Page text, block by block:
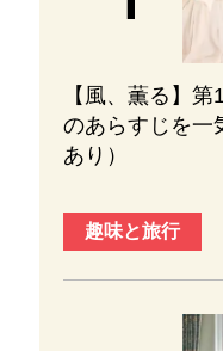
【風、薫る】
のあらすじを一
あり）
趣味と旅行